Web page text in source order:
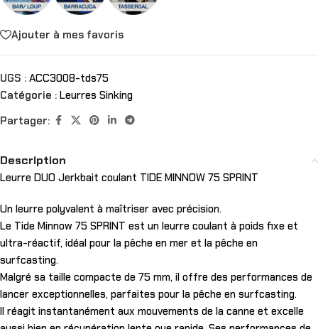
Ajouter à mes favoris
UGS : ACC3008-tds75
Catégorie : Leurres Sinking
Partager:
Description
Leurre DUO Jerkbait coulant TIDE MINNOW 75 SPRINT
Un leurre polyvalent à maîtriser avec précision.
Le Tide Minnow 75 SPRINT est un leurre coulant à poids fixe et
ultra-réactif, idéal pour la pêche en mer et la pêche en
surfcasting.
Malgré sa taille compacte de 75 mm, il offre des performances de
lancer exceptionnelles, parfaites pour la pêche en surfcasting.
Il réagit instantanément aux mouvements de la canne et excelle